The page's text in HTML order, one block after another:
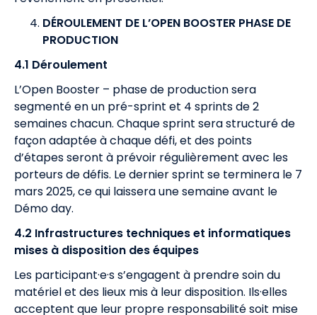
DÉROULEMENT DE L’OPEN BOOSTER PHASE DE
PRODUCTION
4.1 Déroulement
L’Open Booster – phase de production sera
segmenté en un pré-sprint et 4 sprints de 2
semaines chacun. Chaque sprint sera structuré de
façon adaptée à chaque défi, et des points
d’étapes seront à prévoir régulièrement avec les
porteurs de défis. Le dernier sprint se terminera le 7
mars 2025, ce qui laissera une semaine avant le
Démo day.
4.2 Infrastructures techniques et informatiques
mises à disposition des équipes
Les participant·e·s s’engagent à prendre soin du
matériel et des lieux mis à leur disposition. Ils·elles
acceptent que leur propre responsabilité soit mise